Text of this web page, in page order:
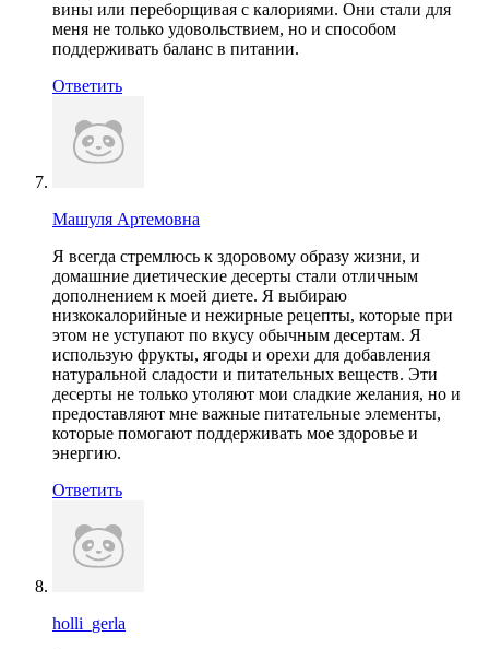
вины или переборщивая с калориями. Они стали для
меня не только удовольствием, но и способом
поддерживать баланс в питании.
Ответить
Машуля Артемовна
Я всегда стремлюсь к здоровому образу жизни, и
домашние диетические десерты стали отличным
дополнением к моей диете. Я выбираю
низкокалорийные и нежирные рецепты, которые при
этом не уступают по вкусу обычным десертам. Я
использую фрукты, ягоды и орехи для добавления
натуральной сладости и питательных веществ. Эти
десерты не только утоляют мои сладкие желания, но и
предоставляют мне важные питательные элементы,
которые помогают поддерживать мое здоровье и
энергию.
Ответить
holli_gerla